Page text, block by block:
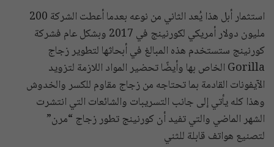
استثمار أبل هذا يُعد الثاني من نوعه بعدما أعطت الشركة 200
مليون دولار أمريكي لكورنينج في 2017 وبشكل عام فشركة
كورنينج ستستخدم هذه المبالغ في أبحاثها لتطوير زجاج
Gorilla الخاص بها وأيضًا تحضير المواد اللازمة لتزويد
الآيفونات القادمة بما تحتاجه من زجاج مقاوم للكسر والخدوش
وهذا كله يأتي إلى جانب التسريبات والشائعات التي انتشرت
الشهر الماضي والتي تفيد أن كورنينج تطور زجاج “مرن”
لتصنيع هواتف قابلة للثني